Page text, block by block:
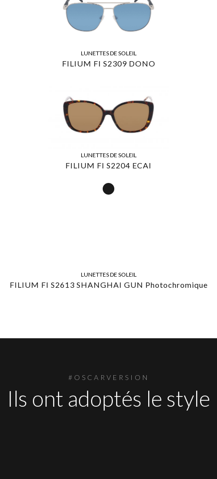
LUNETTES DE SOLEIL
FILIUM FI S2309 DONO
LUNETTES DE SOLEIL
FILIUM FI S2204 ECAI
LUNETTES DE SOLEIL
FILIUM FI S2613 SHANGHAI GUN Photochromique
#OSCARVERSION
Ils ont adoptés le style